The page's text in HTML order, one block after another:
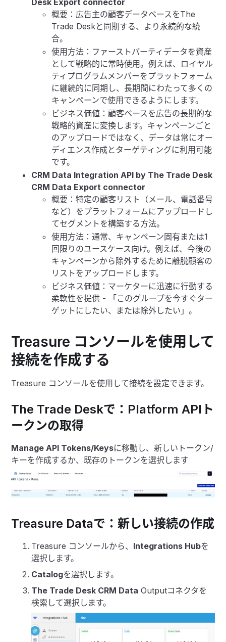
Desk Export connector
概要：広告主の顧客データベースをThe
Trade Deskと同期する、より永続的な統
合。
使用方法：ファーストパーティデータを資産
として戦略的に常時使用。例えば、ロイヤル
ティプログラムメンバーをプラットフォーム
に継続的に同期し、長期間にわたって多くの
キャンペーンで使用できるようにします。
ビジネス価値：顧客ベースを広告の長期的な
戦略的資産に変換します。キャンペーンごと
のアップロードではなく、データは常にオー
ディエンス作成とターゲティングに利用可能
です。
CRM Data Integration API by The Trade Desk
CRM Data Export connector
概要：特定の顧客リスト（メール、電話番号
など）をプラットフォームにアップロードし
てセグメントを構築する方法。
使用方法：通常、キャンペーン固有または1
回限りのユースケース向け。例えば、今後の
キャンペーンから除外するために離脱顧客の
リストをアップロードします。
ビジネス価値：マーケターに迅速に行動する
柔軟性を提供 - 「このグループを今すぐター
ゲットにしたい、または除外したい」。
Treasure コンソールを使用して
接続を作成する
Treasure コンソールを使用して接続を設定できます。
The Trade Deskで：Platform APIト
ークンの取得
Manage API Tokens/Keysに移動し、新しいトークン/
キーを作成するか、既存のトークンを選択します
Treasure Dataで：新しい接続の作成
Treasure コンソールから、 Integrations Hubを
選択します。
Catalogを選択します。
The Trade Desk CRM Data Outputコネクタを
検索して選択します。